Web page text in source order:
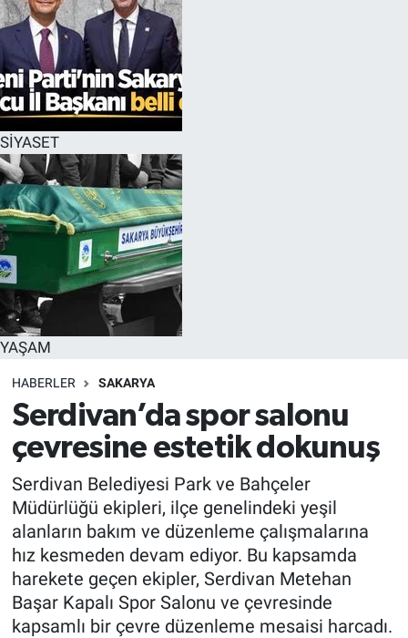
SİYASET
YAŞAM
HABERLER SAKARYA
Serdivan’da spor salonu
çevresine estetik dokunuş
Serdivan Belediyesi Park ve Bahçeler
Müdürlüğü ekipleri, ilçe genelindeki yeşil
alanların bakım ve düzenleme çalışmalarına
hız kesmeden devam ediyor. Bu kapsamda
harekete geçen ekipler, Serdivan Metehan
Başar Kapalı Spor Salonu ve çevresinde
kapsamlı bir çevre düzenleme mesaisi harcadı.